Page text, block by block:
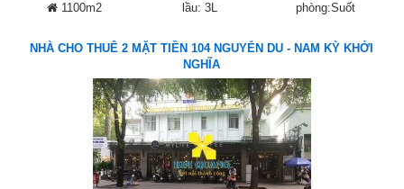
1100m2
lầu: 3L phòng:Suốt
NHÀ CHO THUÊ 2 MẶT TIỀN 104 NGUYỄN DU - NAM KỲ KHỞI
NGHĨA